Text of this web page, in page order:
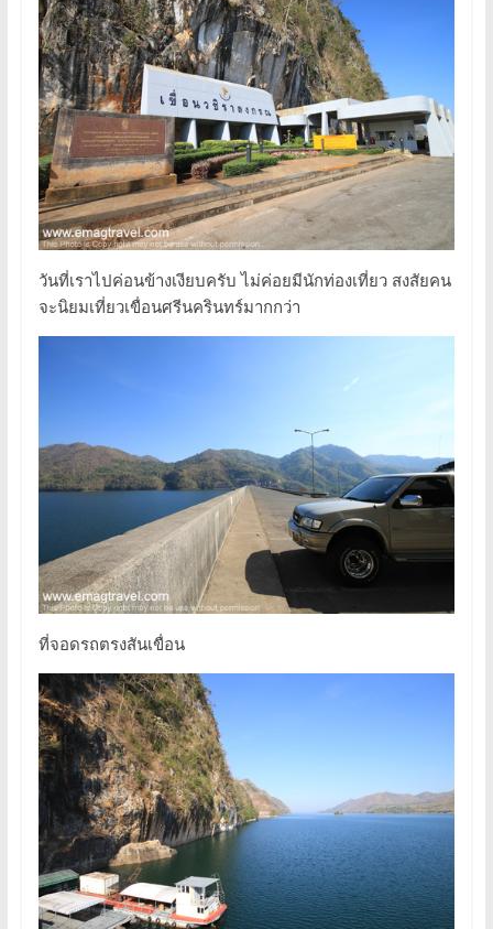
วันที่เราไปค่อนข้างเงียบครับ ไม่ค่อยมีนักท่องเที่ยว สงสัยคน
จะนิยมเที่ยวเขื่อนศรีนครินทร์มากกว่า
ที่จอดรถตรงสันเขื่อน